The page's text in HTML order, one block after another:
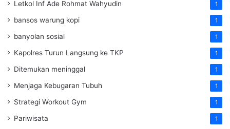
Letkol Inf Ade Rohmat Wahyudin 1
bansos warung kopi 1
banyolan sosial 1
Kapolres Turun Langsung ke TKP 1
Ditemukan meninggal 1
Menjaga Kebugaran Tubuh 1
Strategi Workout Gym 1
Pariwisata 1